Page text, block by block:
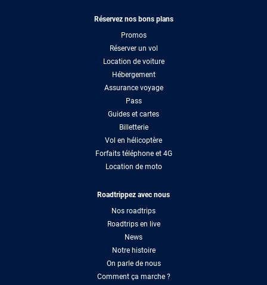
Réservez nos bons plans
Promos
Réserver un vol
Location de voiture
Hébergement
Assurance voyage
Pass
Guides et cartes
Billetterie
Vol en hélicoptère
Forfaits téléphone et 4G
Location de moto
Roadtrippez avec nous
Nos roadtrips
Roadtrips en live
News
Notre histoire
On parle de nous
Comment ça marche ?